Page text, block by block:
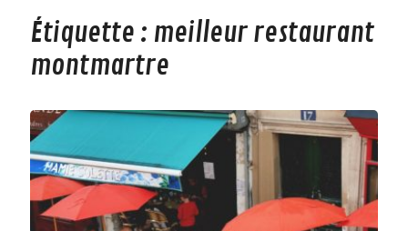
Étiquette : meilleur restaurant
montmartre